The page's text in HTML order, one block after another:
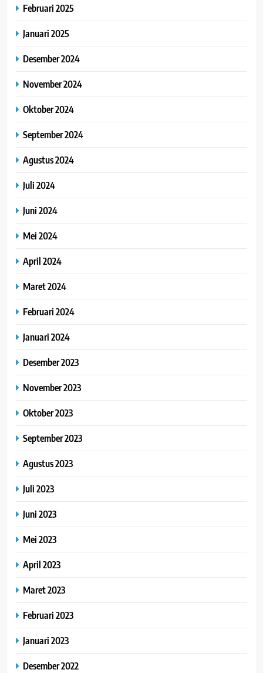
Februari 2025
Januari 2025
Desember 2024
November 2024
Oktober 2024
September 2024
Agustus 2024
Juli 2024
Juni 2024
Mei 2024
April 2024
Maret 2024
Februari 2024
Januari 2024
Desember 2023
November 2023
Oktober 2023
September 2023
Agustus 2023
Juli 2023
Juni 2023
Mei 2023
April 2023
Maret 2023
Februari 2023
Januari 2023
Desember 2022